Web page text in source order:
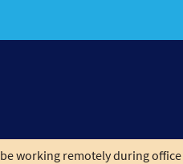
be working remotely during